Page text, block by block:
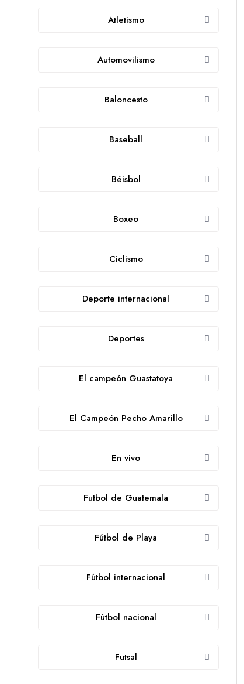
Atletismo
Automovilismo
Baloncesto
Baseball
Béisbol
Boxeo
Ciclismo
Deporte internacional
Deportes
El campeón Guastatoya
El Campeón Pecho Amarillo
En vivo
Futbol de Guatemala
Fútbol de Playa
Fútbol internacional
Fútbol nacional
Futsal